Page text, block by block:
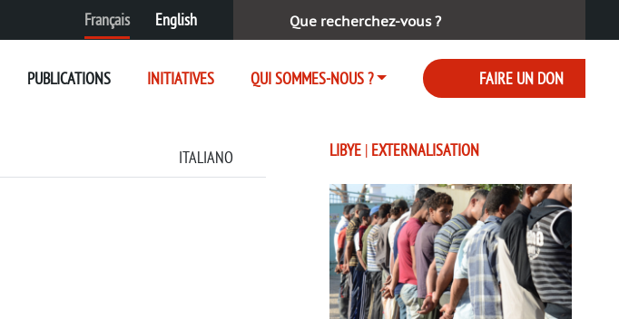
Français English
PUBLICATIONS INITIATIVES QUI SOMMES-NOUS ? FAIRE UN DON
Rechercher :
ITALIANO LIBYE | EXTERNALISATION